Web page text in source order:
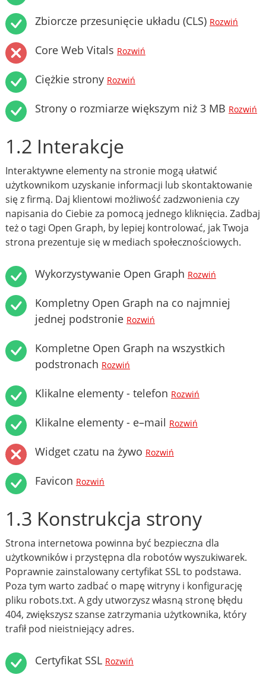
Zbiorcze przesunięcie układu (CLS) Rozwiń
Core Web Vitals Rozwiń
Ciężkie strony Rozwiń
Strony o rozmiarze większym niż 3 MB Rozwiń
1.2 Interakcje
Interaktywne elementy na stronie mogą ułatwić
użytkownikom uzyskanie informacji lub skontaktowanie
się z firmą. Daj klientowi możliwość zadzwonienia czy
napisania do Ciebie za pomocą jednego kliknięcia. Zadbaj
też o tagi Open Graph, by lepiej kontrolować, jak Twoja
strona prezentuje się w mediach społecznościowych.
Wykorzystywanie Open Graph Rozwiń
Kompletny Open Graph na co najmniej
jednej podstronie Rozwiń
Kompletne Open Graph na wszystkich
podstronach Rozwiń
Klikalne elementy - telefon Rozwiń
Klikalne elementy - e–mail Rozwiń
Widget czatu na żywo Rozwiń
Favicon Rozwiń
1.3 Konstrukcja strony
Strona internetowa powinna być bezpieczna dla
użytkowników i przystępna dla robotów wyszukiwarek.
Poprawnie zainstalowany certyfikat SSL to podstawa.
Poza tym warto zadbać o mapę witryny i konfigurację
pliku robots.txt. A gdy utworzysz własną stronę błędu
404, zwiększysz szanse zatrzymania użytkownika, który
trafił pod nieistniejący adres.
Certyfikat SSL Rozwiń